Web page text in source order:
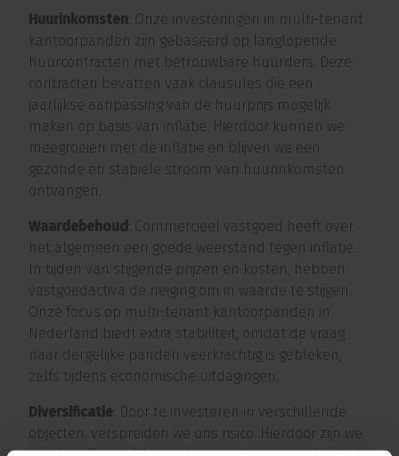
Huurinkomsten : Onze investeringen in multi-tenant
kantoorpanden zijn gebaseerd op langlopende
huurcontracten met betrouwbare huurders. Deze
contracten bevatten vaak clausules die een
jaarlijkse aanpassing van de huurprijs mogelijk
maken op basis van inflatie. Hierdoor kunnen we
meegroeien met de inflatie en blijven we een
gezonde en stabiele stroom van huurinkomsten
ontvangen.
Waardebehoud : Commercieel vastgoed heeft over
het algemeen een goede weerstand tegen inflatie.
In tijden van stijgende prijzen en kosten, hebben
vastgoedactiva de neiging om in waarde te stijgen.
Onze focus op multi-tenant kantoorpanden in
Nederland biedt extra stabiliteit, omdat de vraag
naar dergelijke panden veerkrachtig is gebleken,
zelfs tijdens economische uitdagingen.
Diversificatie : Door te investeren in verschillende
objecten, verspreiden we ons risico. Hierdoor zijn we